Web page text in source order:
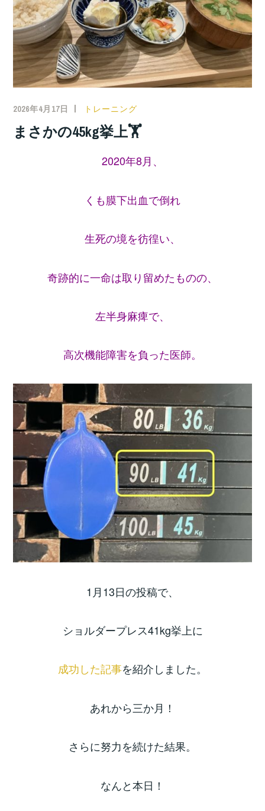
2026年4月17日 トレーニング
まさかの45kg挙上🏋️
2020年8月、
くも膜下出血で倒れ
生死の境を彷徨い、
奇跡的に一命は取り留めたものの、
左半身麻痺で、
高次機能障害を負った医師。
1月13日の投稿で、
ショルダープレス41kg挙上に
成功した記事を紹介しました。
あれから三か月！
さらに努力を続けた結果。
なんと本日！